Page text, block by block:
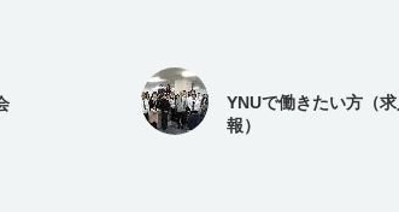
YNUで働きたい方（
報）